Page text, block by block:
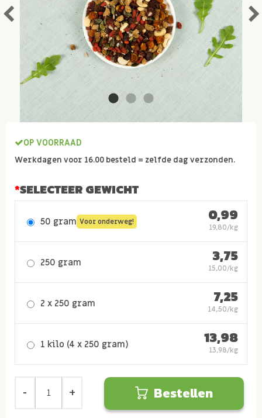
OP VOORRAAD
Werkdagen voor 16.00 besteld = zelfde dag verzonden.
SELECTEER GEWICHT
50 gram Voor onderweg! 0,99
19,80/kg
250 gram 3,75
15,00/kg
2 x 250 gram 7,25
14,50/kg
1 kilo (4 x 250 gram) 13,98
13,98/kg
Bestellen